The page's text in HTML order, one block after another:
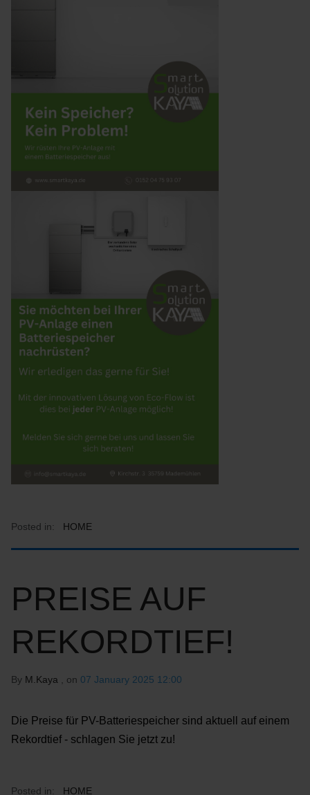
Posted in: HOME
PREISE AUF
REKORDTIEF!
By M.Kaya , on 07 January 2025 12:00
Die Preise für PV-Batteriespeicher sind aktuell auf einem
Rekordtief - schlagen Sie jetzt zu!
Posted in: HOME